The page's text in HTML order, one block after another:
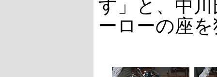
す」と、中
ーローの座